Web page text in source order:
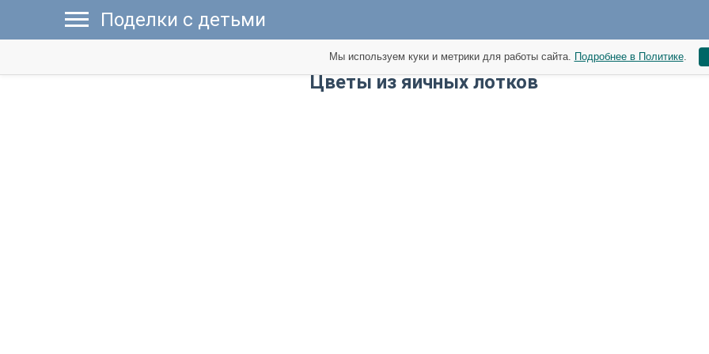
Поделки с детьми
Цветы из яичных лотков
Мы используем куки и метрики для работы сайта. Подробнее в Политике.